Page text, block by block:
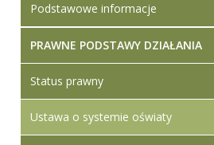
Podstawowe informacje
PRAWNE PODSTAWY DZIAŁANIA
Status prawny
Ustawa o systemie oświaty